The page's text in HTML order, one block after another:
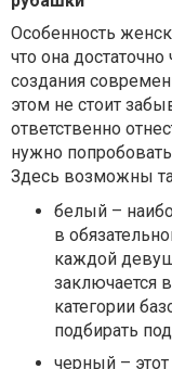
Особенность
что она
создания
этом не стоит
ответственно
нужно
Здесь возможны
белый –
в
каждой
заключается
категории
подбирать
черный –